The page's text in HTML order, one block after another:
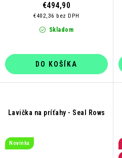
Skladom
€402,36 bez DPH
€494,90
DO KOŠÍKA
Lavička na príťahy - Seal Rows
Novinka